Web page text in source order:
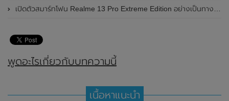
เปิดตัวสมาร์ทโฟน Realme 13 Pro Extreme Edition อย่างเป็นทางการแล้วในประเทศจีน
พูดอะไรเกี่ยวกับบทความนี้
เนื้อหาแนะนำ